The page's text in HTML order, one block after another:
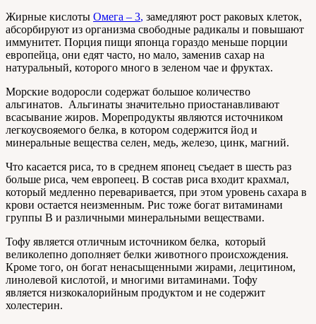
Жирные кислоты Омега – 3, замедляют рост раковых клеток,
абсорбируют из организма свободные радикалы и повышают
иммунитет. Порция пищи японца гораздо меньше порции
европейца, они едят часто, но мало, заменив сахар на
натуральный, которого много в зеленом чае и фруктах.
Морские водоросли содержат большое количество
альгинатов. Альгинаты значительно приостанавливают
всасывание жиров. Морепродукты являются источником
легкоусвояемого белка, в котором содержится йод и
минеральные вещества селен, медь, железо, цинк, магний.
Что касается риса, то в среднем японец съедает в шесть раз
больше риса, чем европеец. В состав риса входит крахмал,
который медленно переваривается, при этом уровень сахара в
крови остается неизменным. Рис тоже богат витаминами
группы В и различными минеральными веществами.
Тофу является отличным источником белка, который
великолепно дополняет белки животного происхождения.
Кроме того, он богат ненасыщенными жирами, лецитином,
линолевой кислотой, и многими витаминами. Тофу
является низкокалорийным продуктом и не содержит
холестерин.